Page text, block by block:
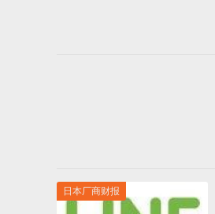
日本厂商财报